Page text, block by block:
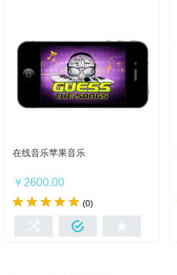
我想要
在线音乐苹果音乐
￥2600.00
(0)